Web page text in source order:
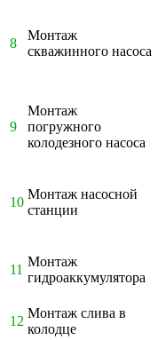
8
Монтаж
скважинного насоса
9
Монтаж
погружного
колодезного насоса
10
Монтаж насосной
станции
11
Монтаж
гидроаккумулятора
12
Монтаж слива в
колодце